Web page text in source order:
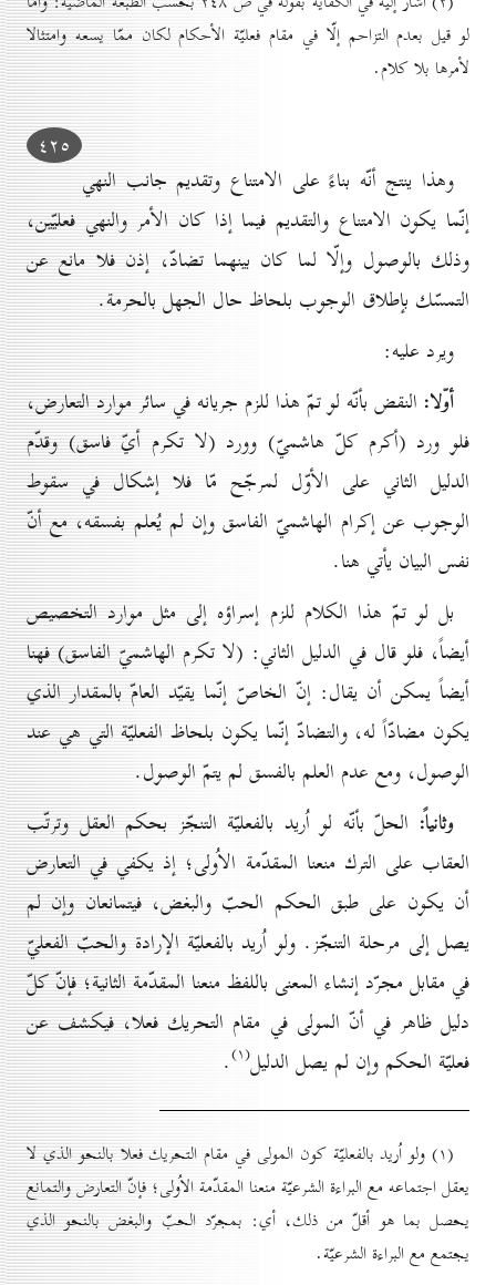
لو قيل بعدم التزاحم إلّا في مقام فعليّة الأحكام لكان ممّا يسعه وامتثالا
لأمرها بلا كلام.
٤۲٥
وهذا ينتج أنّه بناءً على الامتناع وتقديم جانب النهي
إنّما يكون الامتناع والتقديم فيما إذا كان الأمر والنهي فعليّين،
وذلك بالوصول وإلّا لما كان بينهما تضادّ، إذن فلا مانع عن
التمسّك بإطلاق الوجوب بلحاظ حال الجهل بالحرمة.
ويرد عليه:
أوّلا: النقض بأنّه لو تمّ هذا للزم جريانه في سائر موارد التعارض،
فلو ورد (أكرم كلّ هاشميّ) وورد (لا تكرم أيّ فاسق) وقدّم
الدليل الثاني على الأوّل لمرجّح مّا فلا إشكال في سقوط
الوجوب عن إكرام الهاشميّ الفاسق وإن لم يُعلم بفسقه، مع أنّ
نفس البيان يأتي هنا.
بل لو تمّ هذا الكلام للزم إسراؤه إلى مثل موارد التخصيص
أيضاً، فلو قال في الدليل الثاني: (لا تكرم الهاشميّ الفاسق) فهنا
أيضاً يمكن أن يقال: إنّ الخاصّ إنّما يقيّد العامّ بالمقدار الذي
يكون مضادّاً له، والتضادّ إنّما يكون بلحاظ الفعليّة التي هي عند
الوصول، ومع عدم العلم بالفسق لم يتمّ الوصول.
وثانياً: الحلّ بأنّه لو اُريد بالفعليّة التنجّز بحكم العقل وترتّب
العقاب على الترك منعنا المقدّمة الاُولى؛ إذ يكفي في التعارض
أن يكون على طبق الحكم الحبّ والبغض، فيتمانعان وإن لم
يصل إلى مرحلة التنجّز. ولو اُريد بالفعليّة الإرادة والحبّ الفعليّ
في مقابل مجرّد إنشاء المعنى باللفظ منعنا المقدّمة الثانية؛ فإنّ كلّ
دليل ظاهر في أنّ المولى في مقام التحريك فعلا، فيكشف عن
فعليّة الحكم وإن لم يصل الدليل(۱) .
(۱) ولو اُريد بالفعليّة كون المولى في مقام التحريك فعلا بالنحو الذي لا
يعقل اجتماعه مع البراءة الشرعيّة منعنا المقدّمة الاُولى؛ فإنّ التعارض والتمانع
يحصل بما هو أقلّ من ذلك، أي: بمجرّد الحبّ والبغض بالنحو الذي
يجتمع مع البراءة الشرعيّة.